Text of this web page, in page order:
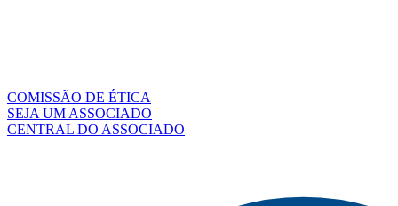
COMISSÃO DE ÉTICA
SEJA UM ASSOCIADO
CENTRAL DO ASSOCIADO